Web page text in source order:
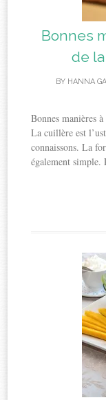
Bonnes
de
BY HANNA
Bonnes manières
La cuillère est
connaissons. La
également simple.